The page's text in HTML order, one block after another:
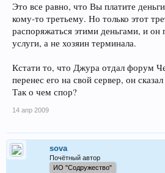
Это все равно, что Вы платите
кому-то третьему. Но только этот
распоряжаться этими деньгами, и он
услуги, а не хозяин терминала.
Кстати то, что Джура отдал форум
перенес его на свой сервер, он
Так о чем спор?
14 апр 2009
sova
Почётный автор
ИО "Содружество"